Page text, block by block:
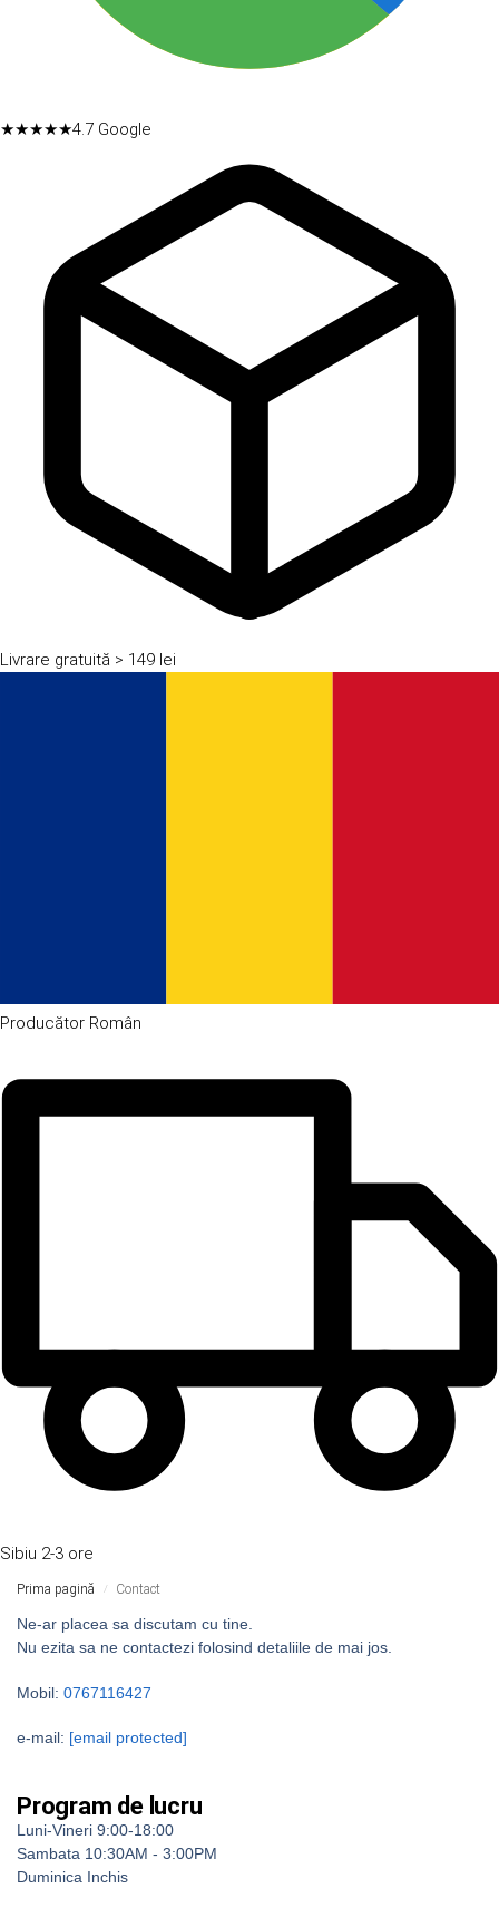
★★★★★4.7 Google
Livrare gratuită > 149 lei
Producător Român
Sibiu 2-3 ore
Prima pagină / Contact
Ne-ar placea sa discutam cu tine.
Nu ezita sa ne contactezi folosind detaliile de mai jos.
Mobil: 0767116427
e-mail: [email protected]
Program de lucru
Luni-Vineri 9:00-18:00
Sambata 10:30AM - 3:00PM
Duminica Inchis